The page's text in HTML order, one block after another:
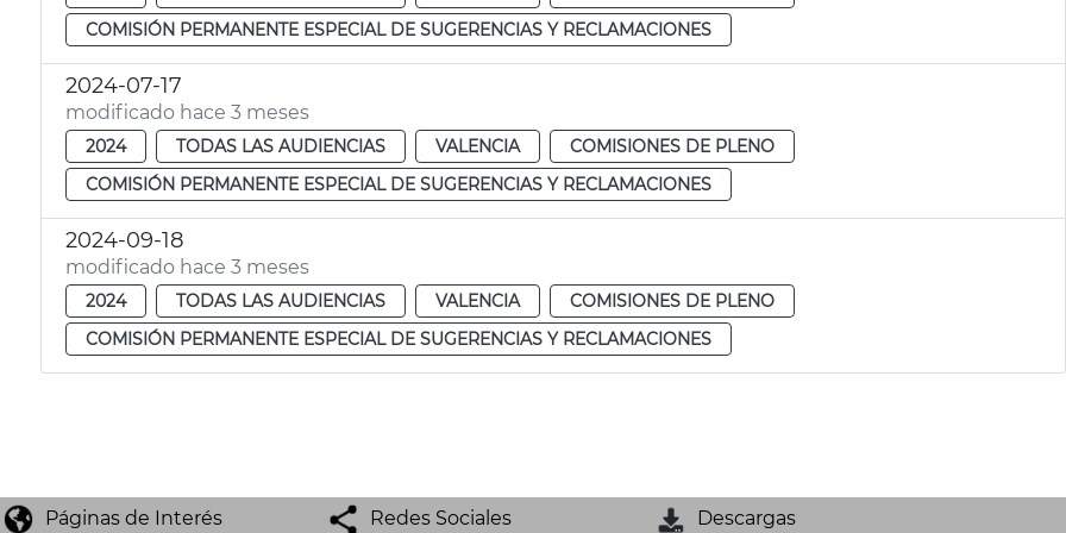
COMISIÓN PERMANENTE ESPECIAL DE SUGERENCIAS Y RECLAMACIONES
2024-07-17
modificado hace 3 meses
2024 TODAS LAS AUDIENCIAS VALENCIA
COMISIONES DE PLENO
COMISIÓN PERMANENTE ESPECIAL DE SUGERENCIAS Y RECLAMACIONES
2024-09-18
modificado hace 3 meses
2024 TODAS LAS AUDIENCIAS VALENCIA
COMISIONES DE PLENO
COMISIÓN PERMANENTE ESPECIAL DE SUGERENCIAS Y RECLAMACIONES
Páginas de Interés Redes Sociales Descargas